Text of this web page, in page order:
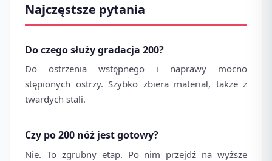
Najczęstsze pytania
Do czego służy gradacja 200?
Do ostrzenia wstępnego i naprawy mocno
stępionych ostrzy. Szybko zbiera materiał, także z
twardych stali.
Czy po 200 nóż jest gotowy?
Nie. To zgrubny etap. Po nim przejdź na wyższe